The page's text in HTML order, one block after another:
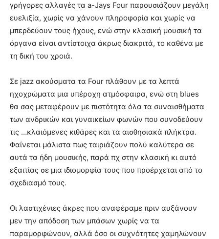
γρήγορες αλλαγές τα a-Jays Four παρουσιάζουν μεγάλη
ευελιξία, χωρίς να χάνουν πληροφορία και χωρίς να
μπερδεύουν τους ήχους, ενώ στην κλασική μουσική τα
όργανα είναι αντίστοιχα άκρως διακριτά, το καθένα με
τη δική του χροιά.
Σε jazz ακούσματα τα Four πλάθουν με τα λεπτά
ηχοχρώματα μια υπέροχη ατμόσφαιρα, ενώ στη blues
θα σας μεταφέρουν με πιστότητα όλα τα συναισθήματα
των ανδρικών και γυναικείων φωνών που συνοδεύουν
τις …κλαιόμενες κιθάρες και τα αισθησιακά πλήκτρα.
Φαίνεται μάλιστα πως ταιριάζουν πολύ καλύτερα σε
αυτά τα ήδη μουσικής, παρά πχ στην κλασική κι αυτό
εξαιτίας σε μια ιδιομορφία τους που προέρχεται από το
σχεδιασμό τους.
Οι λαστιχένιες άκρες που αναφέραμε πριν αυξάνουν
μεν την απόδοση των μπάσων χωρίς να τα
παραμορφώνουν, αλλά όσο οι συχνότητες χαμηλώνουν